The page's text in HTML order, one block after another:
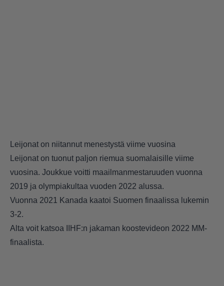
Leijonat on niitannut menestystä viime vuosina
Leijonat on tuonut paljon riemua suomalaisille viime
vuosina. Joukkue voitti maailmanmestaruuden vuonna
2019 ja olympiakultaa vuoden 2022 alussa.
Vuonna 2021 Kanada kaatoi Suomen finaalissa lukemin
3-2.
Alta voit katsoa IIHF:n jakaman koostevideon 2022 MM-
finaalista.